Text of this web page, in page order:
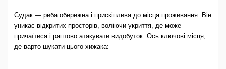
Судак — риба обережна і прискіплива до місця проживання. Він
уникає відкритих просторів, воліючи укриття, де може
причаїтися і раптово атакувати видобуток. Ось ключові місця,
де варто шукати цього хижака: